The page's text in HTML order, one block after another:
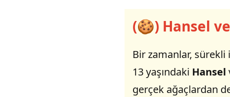
(🍪) Hansel
Bir zamanlar, sürekli
13 yaşındaki Hansel
gerçek ağaçlardan